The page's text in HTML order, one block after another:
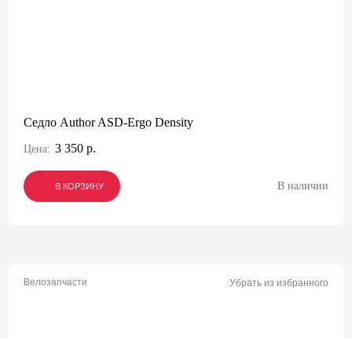
Седло Author ASD-Ergo Density
Цена: 3 350 р.
В КОРЗИНУ
В КОРЗИНУ
В КОРЗИНУ В наличии
Велозапчасти Убрать из избранного